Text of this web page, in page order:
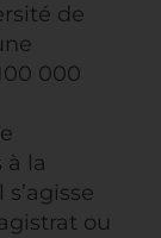
de
000
à la
ou